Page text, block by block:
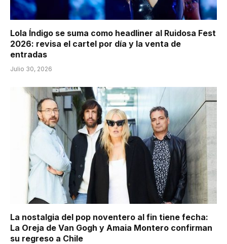
Lola Índigo se suma como headliner al Ruidosa Fest
2026: revisa el cartel por día y la venta de
entradas
Julio 30, 2026
La nostalgia del pop noventero al fin tiene fecha:
La Oreja de Van Gogh y Amaia Montero confirman
su regreso a Chile